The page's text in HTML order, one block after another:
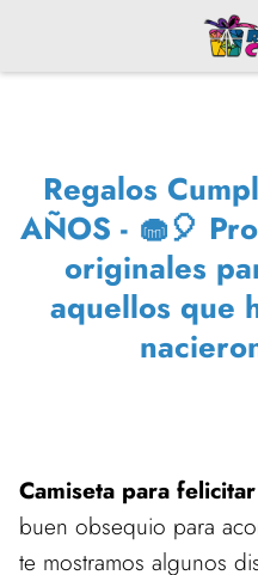
Regalos
AÑOS - 🧁🎈
originales
aquellos que
Camiseta para
buen obsequio para
te mostramos algunos